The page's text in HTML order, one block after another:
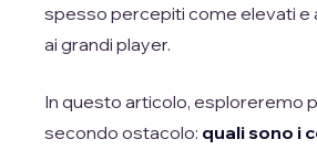
spesso percepiti come elevati e
ai grandi player.
In questo articolo, esploreremo
secondo ostacolo: quali sono i